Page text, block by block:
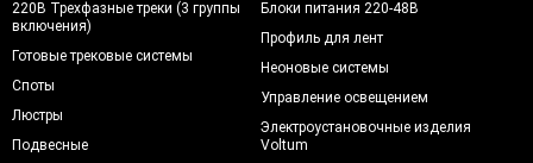
220В Трехфазные треки (3 группы
включения)
Готовые трековые системы
Споты
Люстры
Подвесные
Блоки питания 220-48В
Профиль для лент
Неоновые системы
Управление освещением
Электроустановочные изделия
Voltum